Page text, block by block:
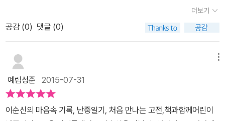
이순신.임금이 버린 나라를 백성들과 함께 지키고자 했고, 그 백성들
의 고마움을 일기에 드러내었던 이순신. 투철한 책임감과 섬세함으로
임무를 완수하고자 했던 이순신. 누구가 알아주지 않아도, 비난 받아
도 자신에게 맡겨진 일에만 초점을 맞추었던 이순신. 우리가 <난중일
기>를 꼭 읽어보고 자녀들에게도 권해야 하는 이유다.
수도 있고 자만심에 빠질 수도 있었을 터인데 그는 결코 승리감에 취
하지 않았다. 전투가 끝나고 나서 그날에 있었던 일들을 다시 기록하
빠질 수 있다. 기록을 통해 스스로 돌아보는 일이 리더에게 중요한 이
유다. 전쟁 중에 남긴 이순신의 사적 기록이 이제는 역사적 기록을 넘
어 세계문화유산이 되었다. 지극히 사적인 기록이 가장 가치가 있는
기록이 될 수 있음을 보여 준다. 일상을 살아가면서 평범한 하루라고
다감한 인간 이순신 장군의 모습을 읽을 수 있습니다. 원문 <난중일
기>를 읽고 싶게 만드는 책입니다.===================
============================책 속에서) 139
쪽'~ 면이 전사했음을 알고 나도 모르게 간담이 떨어져 목놓아 통곡
했다. 하늘이 어찌 이다지도 어질지 못하신고. 간담이 타고 찢어지는
듯하다. 내가 죽고 네가 사는 것이 떳떳한 이치이거늘 네가 죽고 내가
살았으니 어찌하여 이치에 어긋났단 말인가. 천지가 캄캄하고 해조차
빛이 변했구나. 슬프다, 나의 아들이여! 나를 버리고 어디로 갔느냐?
더보기
공감 (0) 댓글 (0)
예림성준 2015-07-31
이순신의 마음속 기록, 난중일기, 처음 만나는 고전,책과함께어린이